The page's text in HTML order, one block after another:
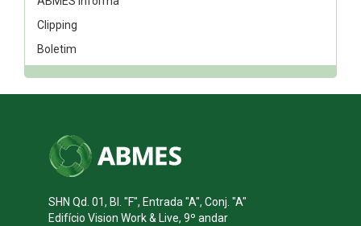
Clipping
Boletim
SHN Qd. 01, Bl. "F", Entrada "A", Conj. "A"
Edifício Vision Work & Live, 9º andar